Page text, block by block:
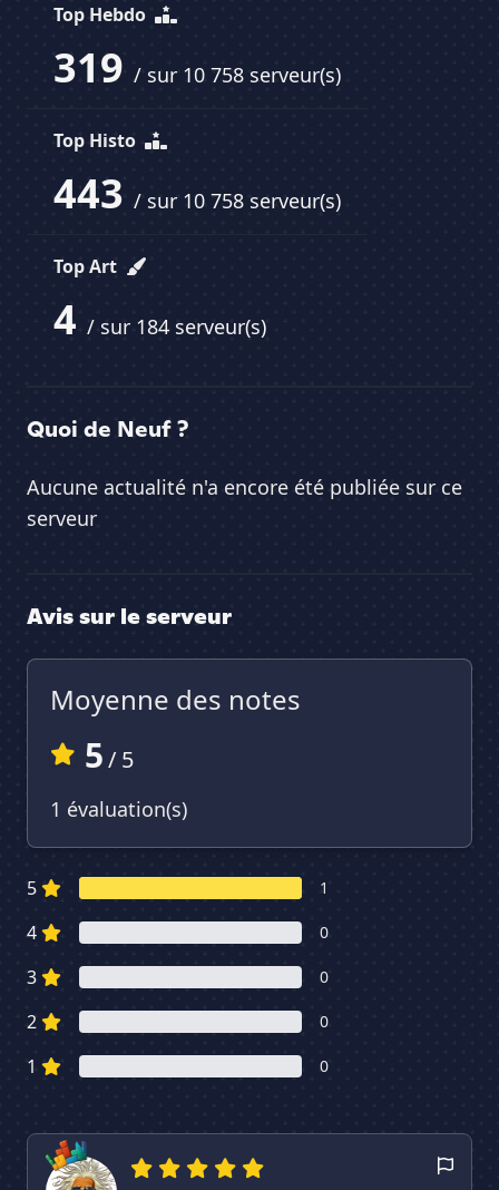
Top Hebdo
319 / sur 10 758 serveur(s)
Top Histo
443 / sur 10 758 serveur(s)
Top Art
4 / sur 184 serveur(s)
Quoi de Neuf ?
Aucune actualité n'a encore été publiée sur ce
serveur
Avis sur le serveur
Moyenne des notes
5/ 5
1 évaluation(s)
5 1
4 0
3 0
2 0
1 0